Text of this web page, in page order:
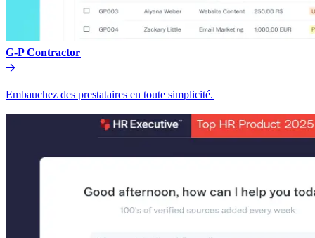
G-P Contractor​​
Embauchez des prestataires en toute simplicité.​​